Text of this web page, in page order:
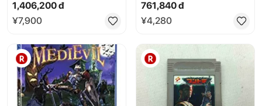
1,406,200 đ
¥7,900
Software: Tales of Phantasia
RPG (Namco) [Cửa hàng
761,840 đ
¥4,280